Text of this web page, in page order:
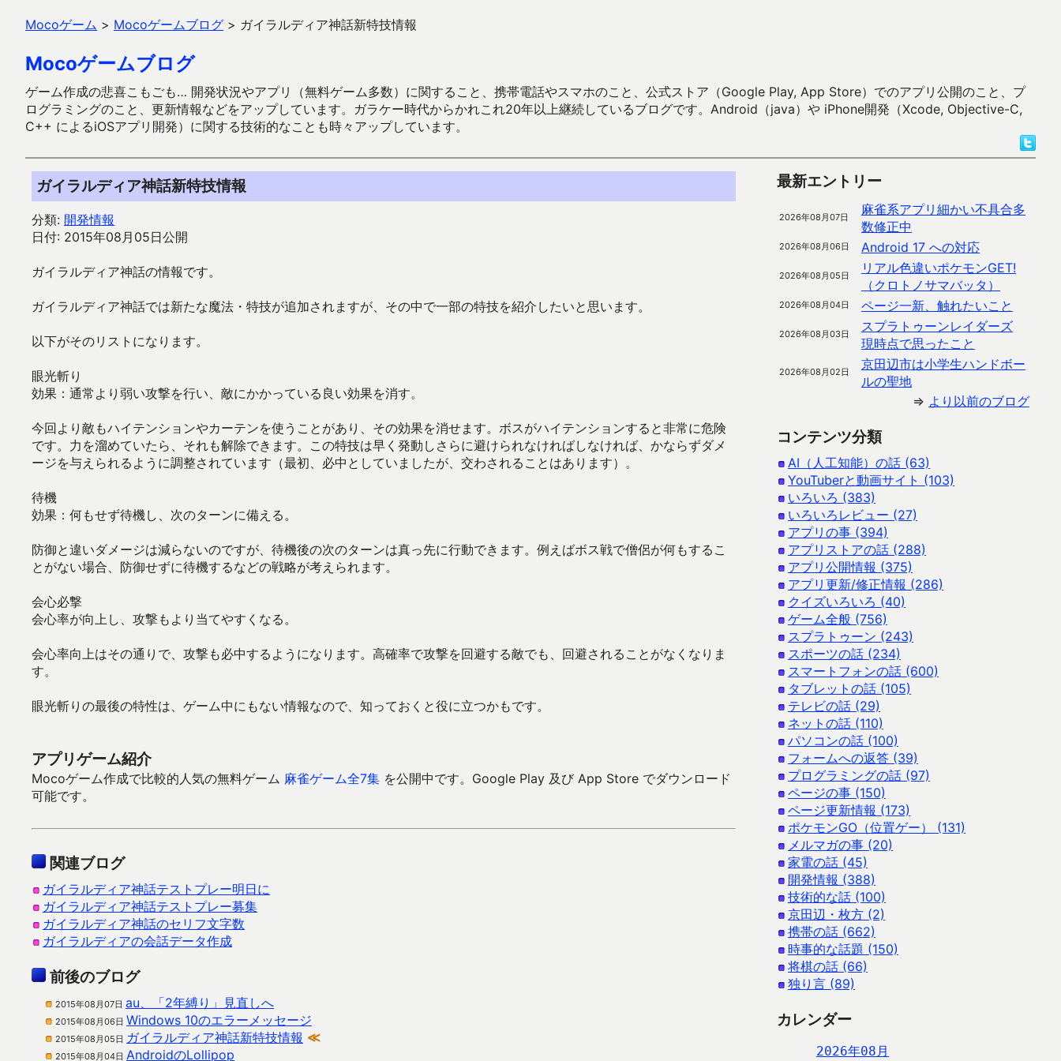
Mocoゲーム > Mocoゲームブログ > ガイラルディア神話新特技情報
Mocoゲームブログ
ゲーム作成の悲喜こもごも… 開発状況やアプリ（無料ゲーム多数）に関すること、携帯電話やスマホのこと、公式ストア（Google Play, App Store）でのアプリ公開のこと、プ
ログラミングのこと、更新情報などをアップしています。ガラケー時代からかれこれ20年以上継続しているブログです。Android（java）や iPhone開発（Xcode, Objective-C,
C++ によるiOSアプリ開発）に関する技術的なことも時々アップしています。
ガイラルディア神話新特技情報
分類: 開発情報
日付: 2015年08月05日公開
ガイラルディア神話の情報です。
ガイラルディア神話では新たな魔法・特技が追加されますが、その中で一部の特技を紹介したいと思います。
以下がそのリストになります。
眼光斬り
効果：通常より弱い攻撃を行い、敵にかかっている良い効果を消す。
今回より敵もハイテンションやカーテンを使うことがあり、その効果を消せます。ボスがハイテンションすると非常に危険
です。力を溜めていたら、それも解除できます。この特技は早く発動しさらに避けられなければしなければ、かならずダメ
ージを与えられるように調整されています（最初、必中としていましたが、交わされることはあります）。
待機
効果：何もせず待機し、次のターンに備える。
防御と違いダメージは減らないのですが、待機後の次のターンは真っ先に行動できます。例えばボス戦で僧侶が何もするこ
とがない場合、防御せずに待機するなどの戦略が考えられます。
会心必撃
会心率が向上し、攻撃もより当てやすくなる。
会心率向上はその通りで、攻撃も必中するようになります。高確率で攻撃を回避する敵でも、回避されることがなくなりま
す。
眼光斬りの最後の特性は、ゲーム中にもない情報なので、知っておくと役に立つかもです。
アプリゲーム紹介
Mocoゲーム作成で比較的人気の無料ゲーム 麻雀ゲーム全7集 を公開中です。Google Play 及び App Store でダウンロード
可能です。
関連ブログ
ガイラルディア神話テストプレー明日に
ガイラルディア神話テストプレー募集
ガイラルディア神話のセリフ文字数
ガイラルディアの会話データ作成
前後のブログ
2015年08月07日 au、「2年縛り」見直しへ
2015年08月06日 Windows 10のエラーメッセージ
2015年08月05日 ガイラルディア神話新特技情報 ≪
2015年08月04日 AndroidのLollipop
最新エントリー
2026年08月07日
麻雀系アプリ細かい不具合多
数修正中
2026年08月06日 Android 17 への対応
2026年08月05日
リアル色違いポケモンGET!
（クロトノサマバッタ）
2026年08月04日 ページ一新、触れたいこと
2026年08月03日
スプラトゥーンレイダーズ
現時点で思ったこと
2026年08月02日
京田辺市は小学生ハンドボー
ルの聖地
⇒ より以前のブログ
コンテンツ分類
AI（人工知能）の話 (63)
YouTuberと動画サイト (103)
いろいろ (383)
いろいろレビュー (27)
アプリの事 (394)
アプリストアの話 (288)
アプリ公開情報 (375)
アプリ更新/修正情報 (286)
クイズいろいろ (40)
ゲーム全般 (756)
スプラトゥーン (243)
スポーツの話 (234)
スマートフォンの話 (600)
タブレットの話 (105)
テレビの話 (29)
ネットの話 (110)
パソコンの話 (100)
フォームへの返答 (39)
プログラミングの話 (97)
ページの事 (150)
ページ更新情報 (173)
ポケモンGO（位置ゲー） (131)
メルマガの事 (20)
家電の話 (45)
開発情報 (388)
技術的な話 (100)
京田辺・枚方 (2)
携帯の話 (662)
時事的な話題 (150)
将棋の話 (66)
独り言 (89)
カレンダー
2026年08月